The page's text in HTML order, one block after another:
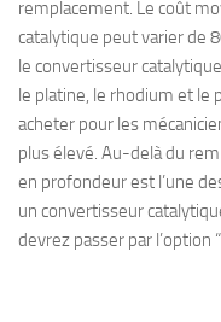
remplacement. Le coût
catalytique peut varier de
le convertisseur
le platine, le rhodium et le
acheter pour les
plus élevé. Au-delà du
en profondeur est l’une
un convertisseur
devrez passer par l’option “